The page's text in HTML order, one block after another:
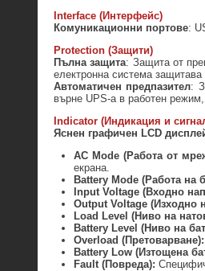
Interface (Интерфейс)
Комуникационни портове:
Protection (Защити)
Пълна защита: Защита от
електронна система
Автоматичен предпазител:
върне UPS-а в работен
Indicator (Индикация и
Яснен графичен LCD
AC Mode (Работа от
екрана.
Battery Mode (Работа на
Input Voltage (Входно
Output Voltage (Изходно
Load Level (Ниво на
Battery Level (Ниво на
Overload (Претоварване):
Battery Low (Изтощена
Fault (Повреда):